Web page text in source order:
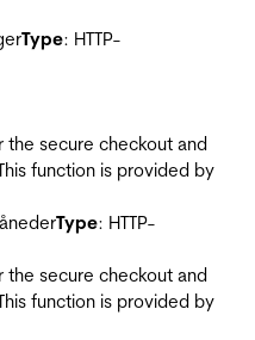
Type: HTTP-
the secure checkout and
function is provided by
Type: HTTP-
the secure checkout and
function is provided by